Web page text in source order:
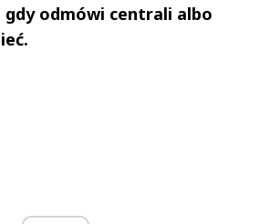
gdy odmówi centrali albo